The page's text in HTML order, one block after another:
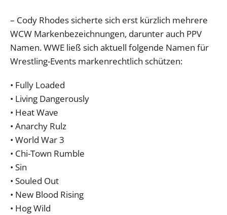
– Cody Rhodes sicherte sich erst kürzlich mehrere
WCW Markenbezeichnungen, darunter auch PPV
Namen. WWE ließ sich aktuell folgende Namen für
Wrestling-Events markenrechtlich schützen:
• Fully Loaded
• Living Dangerously
• Heat Wave
• Anarchy Rulz
• World War 3
• Chi-Town Rumble
• Sin
• Souled Out
• New Blood Rising
• Hog Wild